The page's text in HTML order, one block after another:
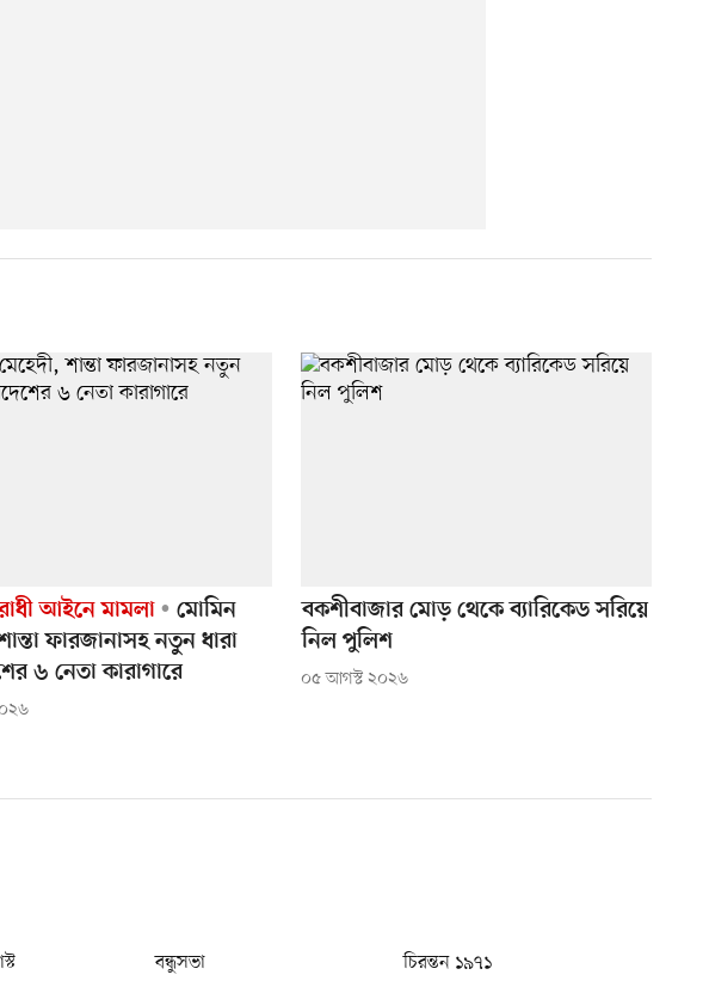
আইনে মামলা
মোমিন
ফারজানাসহ নতুন ধারা
৬ নেতা কারাগারে
বকশীবাজার মোড় থেকে ব্যারিকেড সরিয়ে
নিল পুলিশ
০৫ আগস্ট ২০২৬
বন্ধুসভা চিরন্তন ১৯৭১